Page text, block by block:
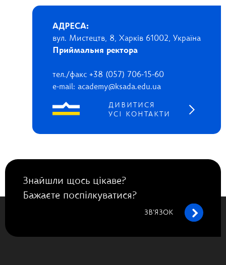
АДРЕСА:
вул. Мистецтв, 8, Харків 61002, Україна
Приймальня ректора
тел./факс +38 (057) 706-15-60
e-mail: academy@ksada.edu.ua
ДИВИТИСЯ
УСІ КОНТАКТИ
Знайшли щось цікаве?
Бажаєте поспілкуватися?
ЗВ’ЯЗОК